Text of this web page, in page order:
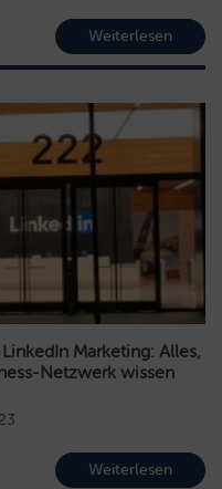
Weiterlesen
Marketing: Alles,
Netzwerk wissen
Weiterlesen